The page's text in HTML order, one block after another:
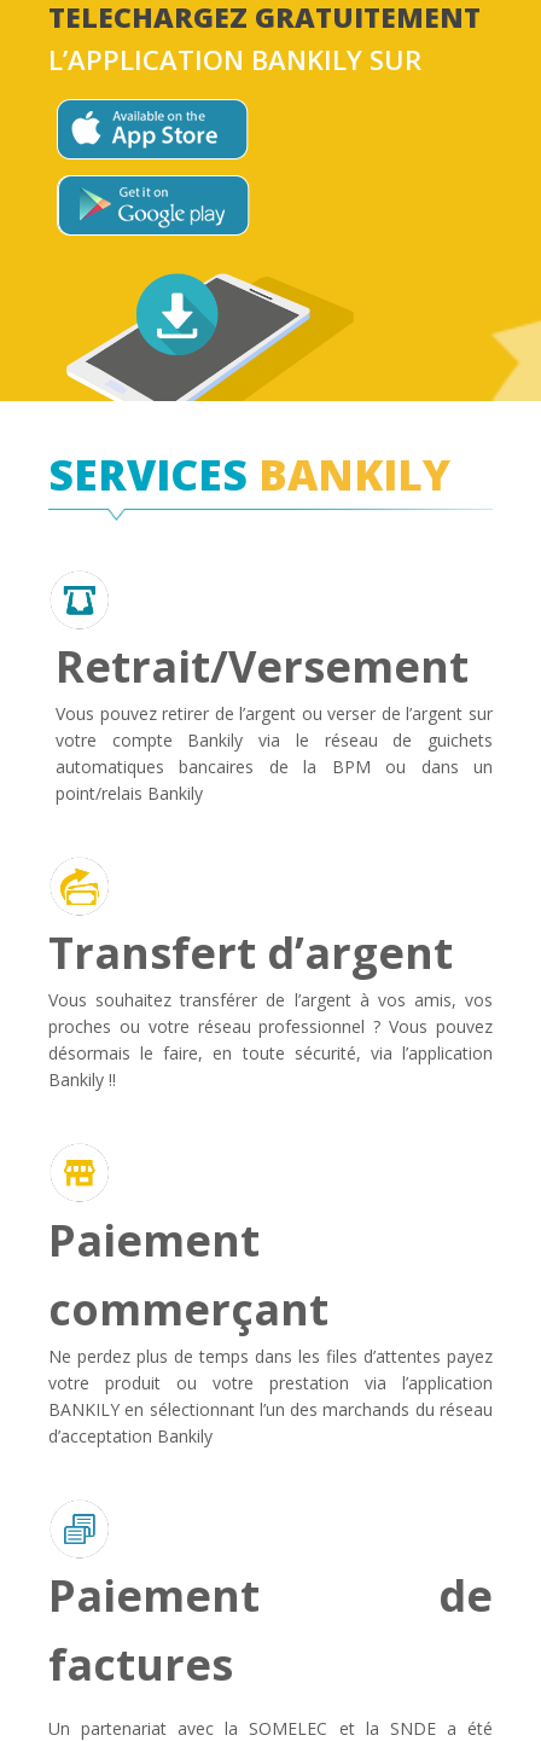
TELECHARGEZ GRATUITEMENT
L’APPLICATION BANKILY SUR
SERVICES BANKILY
Retrait/Versement
Vous pouvez retirer de l’argent ou verser de l’argent sur
votre compte Bankily via le réseau de guichets
automatiques bancaires de la BPM ou dans un
point/relais Bankily
Transfert d’argent
Vous souhaitez transférer de l’argent à vos amis, vos
proches ou votre réseau professionnel ? Vous pouvez
désormais le faire, en toute sécurité, via l’application
Bankily !!
Paiement
commerçant
Ne perdez plus de temps dans les files d’attentes payez
votre produit ou votre prestation via l’application
BANKILY en sélectionnant l’un des marchands du réseau
d’acceptation Bankily
Paiement de
factures
Un partenariat avec la SOMELEC et la SNDE a été